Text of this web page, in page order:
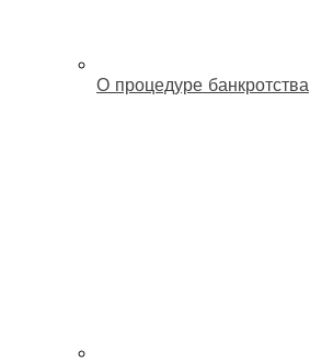
О процедуре банкротства